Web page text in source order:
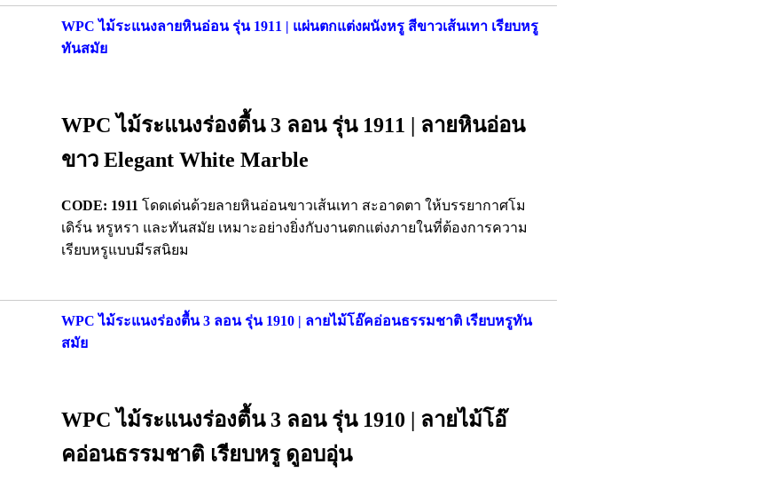
WPC ไม้ระแนงลายหินอ่อน รุ่น 1911 | แผ่นตกแต่งผนังหรู สีขาวเส้นเทา เรียบหรู
ทันสมัย
WPC ไม้ระแนงร่องตื้น 3 ลอน รุ่น 1911 | ลายหินอ่อน
ขาว Elegant White Marble
CODE: 1911 โดดเด่นด้วยลายหินอ่อนขาวเส้นเทา สะอาดตา ให้บรรยากาศโม
เดิร์น หรูหรา และทันสมัย เหมาะอย่างยิ่งกับงานตกแต่งภายในที่ต้องการความ
เรียบหรูแบบมีรสนิยม
WPC ไม้ระแนงร่องตื้น 3 ลอน รุ่น 1910 | ลายไม้โอ๊คอ่อนธรรมชาติ เรียบหรูทัน
สมัย
WPC ไม้ระแนงร่องตื้น 3 ลอน รุ่น 1910 | ลายไม้โอ๊
คอ่อนธรรมชาติ เรียบหรู ดูอบอุ่น